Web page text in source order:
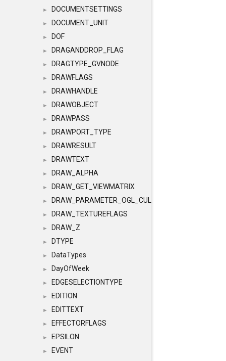
► DOCUMENTSETTINGS
► DOCUMENT_UNIT
► DOF
► DRAGANDDROP_FLAG
► DRAGTYPE_GVNODE
► DRAWFLAGS
► DRAWHANDLE
► DRAWOBJECT
► DRAWPASS
► DRAWPORT_TYPE
► DRAWRESULT
► DRAWTEXT
► DRAW_ALPHA
► DRAW_GET_VIEWMATRIX
► DRAW_PARAMETER_OGL_CULLING
► DRAW_TEXTUREFLAGS
► DRAW_Z
► DTYPE
► DataTypes
► DayOfWeek
► EDGESELECTIONTYPE
► EDITION
► EDITTEXT
► EFFECTORFLAGS
► EPSILON
►
EVENT